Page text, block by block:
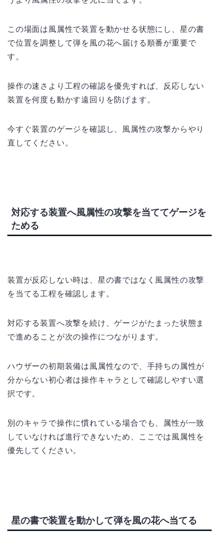
この場面は風属性で装置を動かせる状態にし、星の書
で位置を調整して弾を風の花へ届ける順番が重要で
す。
操作の速さより工程の確認を優先すれば、反応しない
装置を何度も動かす遠回りを防げます。
今すぐ装置のゲージを確認し、風属性の攻撃からやり
直してください。
対応する装置へ風属性の攻撃を当ててゲージを
ためる
装置が反応しない時は、星の書ではなく風属性の攻撃
を当てる工程を確認します。
対応する装置へ攻撃を続け、ゲージがたまった状態ま
で進めることが次の操作につながります。
ハウザーの初期装備は風属性なので、手持ちの属性が
分からない初心者は操作キャラとして確認しやすい選
択です。
別のキャラで操作に慣れている場合でも、属性が一致
していなければ進行できないため、ここでは風属性を
優先してください。
星の書で装置を動かして弾を風の花へ当てる